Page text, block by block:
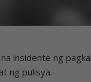
insidente ng
ng pulisya.